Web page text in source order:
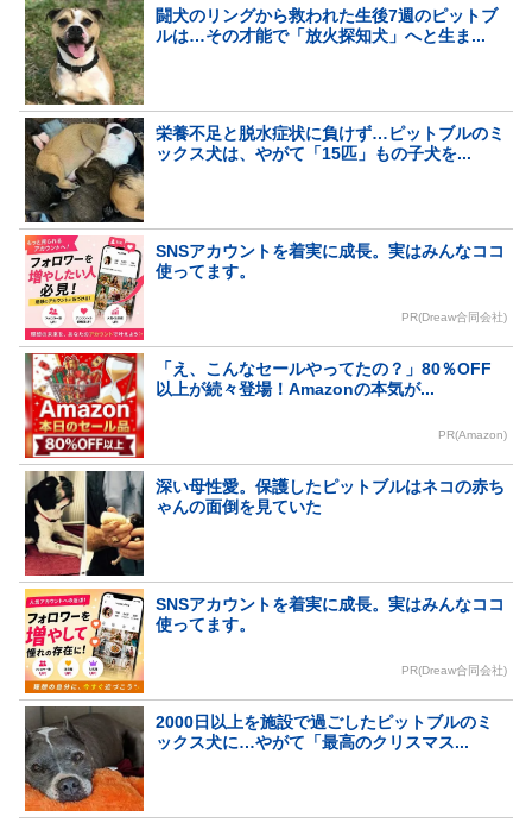
闘犬のリングから救われた生後7週のピットブ
ルは…その才能で「放火探知犬」へと生ま...
栄養不足と脱水症状に負けず…ピットブルのミ
ックス犬は、やがて「15匹」もの子犬を...
SNSアカウントを着実に成長。実はみんなココ
使ってます。
PR(Dreaw合同会社)
「え、こんなセールやってたの？」80％OFF
以上が続々登場！Amazonの本気が...
PR(Amazon)
深い母性愛。保護したピットブルはネコの赤ち
ゃんの面倒を見ていた
SNSアカウントを着実に成長。実はみんなココ
使ってます。
PR(Dreaw合同会社)
2000日以上を施設で過ごしたピットブルのミ
ックス犬に…やがて「最高のクリスマス...